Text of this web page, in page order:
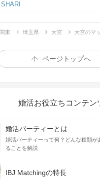
関東 埼玉県 大宮 大宮のマ
ページトップへ
婚活お役立ちコンテン
婚活パーティーとは
婚活パーティーって何？どんな種類が
ることを解説
IBJ Matchingの特長